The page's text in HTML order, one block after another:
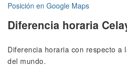
Posición en Google Maps
Diferencia horaria
Diferencia horaria con respecto a
del mundo.